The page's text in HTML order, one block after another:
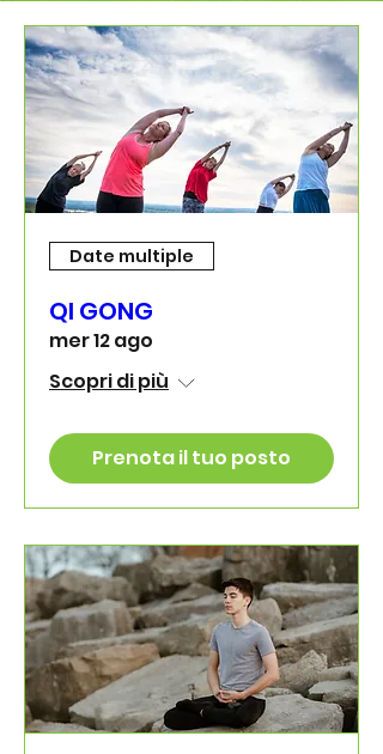
Date multiple
QI GONG
mer 12 ago
Scopri di più
Prenota il tuo posto